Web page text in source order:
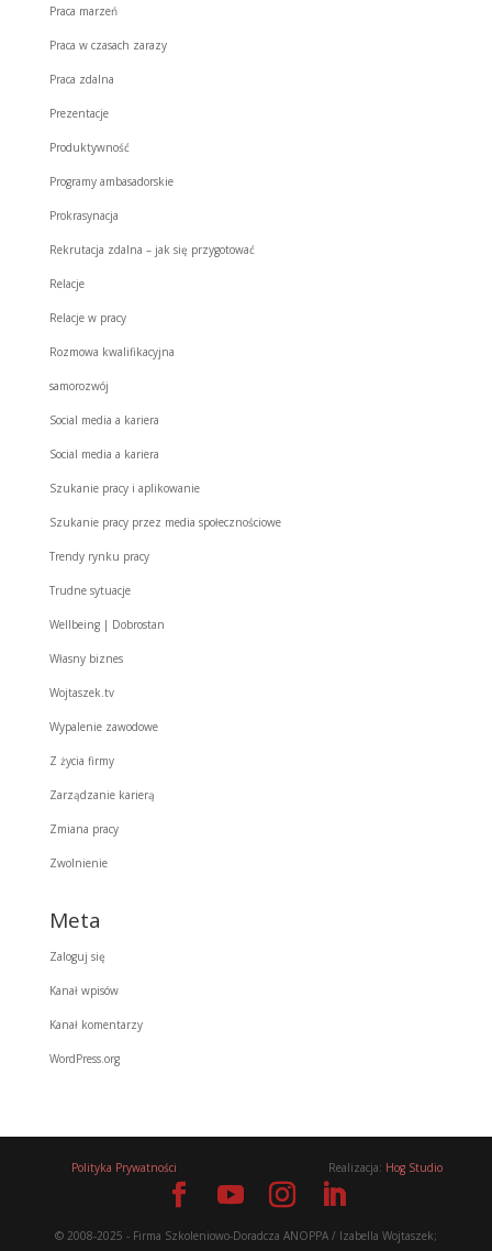
Praca marzeń
Praca w czasach zarazy
Praca zdalna
Prezentacje
Produktywność
Programy ambasadorskie
Prokrasynacja
Rekrutacja zdalna – jak się przygotować
Relacje
Relacje w pracy
Rozmowa kwalifikacyjna
samorozwój
Social media a kariera
Social media a kariera
Szukanie pracy i aplikowanie
Szukanie pracy przez media społecznościowe
Trendy rynku pracy
Trudne sytuacje
Wellbeing | Dobrostan
Własny biznes
Wojtaszek.tv
Wypalenie zawodowe
Z życia firmy
Zarządzanie karierą
Zmiana pracy
Zwolnienie
Meta
Zaloguj się
Kanał wpisów
Kanał komentarzy
WordPress.org
Polityka Prywatności Realizacja: Hog Studio
© 2008-2025 - Firma Szkoleniowo-Doradcza ANOPPA / Izabella Wojtaszek;